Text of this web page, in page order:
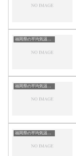
福岡県の平均気温まとめ
福岡県の平均気温まとめ